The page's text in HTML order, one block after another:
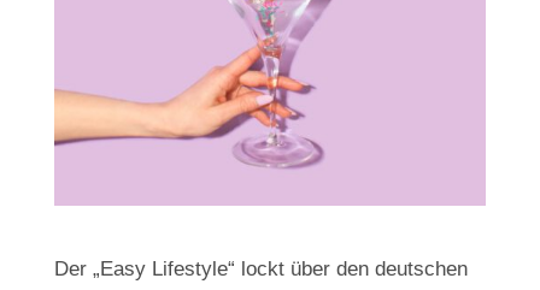
Der „Easy Lifestyle“ lockt über den deutschen